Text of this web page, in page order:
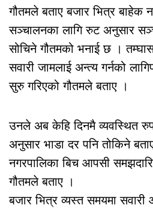
गौतमले बताए बजार भित्र बाहेक
सञ्चालनका लागि रुट अनुसार
सोचिने गौतमको भनाई छ ।
सवारी जामलाई अन्त्य गर्नको
सुरु गरिएको गौतमले बताए ।
उनले अब केहि दिनमै व्यवस्थित
अनुसार भाडा दर पनि तोकिने
नगरपालिका बिच आपसी
गौतमले बताए ।
बजार भित्र व्यस्त समयमा